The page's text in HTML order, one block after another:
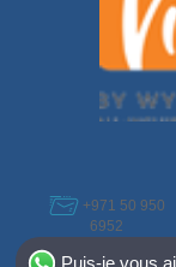
+971 50 950
6952
Puis-je vous
Select Destination